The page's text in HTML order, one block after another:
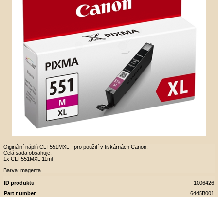
Oiginální náplň CLI-551MXL - pro použití v tiskárnách Canon.
Celá sada obsahuje:
1x CLI-551MXL 11ml
Barva: magenta
ID produktu
1006426
Part number
6445B001